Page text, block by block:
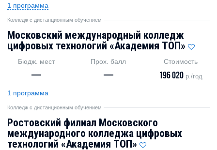
1 программа
Колледж с дистанционным обучением
Московский международный колледж
цифровых технологий «Академия ТОП»
Бюдж. мест
—
Прох. балл
—
Стоимость
196 020 р./год
1 программа
Колледж с дистанционным обучением
Ростовский филиал Московского
международного колледжа цифровых
технологий «Академия TOП»